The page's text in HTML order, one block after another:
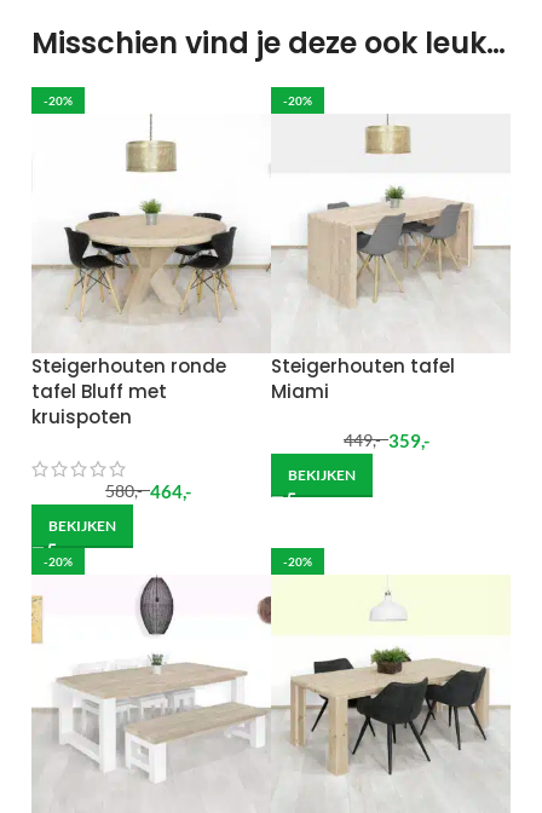
Misschien vind je deze ook leuk…
-20%
Steigerhouten ronde
tafel Bluff met
kruispoten
580,- 464,-
BEKIJKEN
-20%
Steigerhouten tafel
Miami
449,- 359,-
BEKIJKEN
-20% -20%